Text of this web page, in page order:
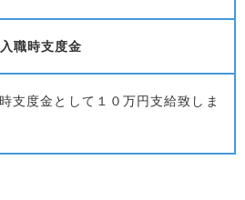
入職時支度金
支度金として１０万円支給致しま